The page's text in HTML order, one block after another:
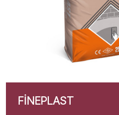
FINEPLAST